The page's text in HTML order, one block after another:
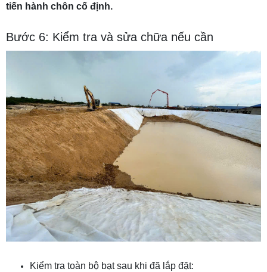
tiến hành chôn cố định.
Bước 6: Kiểm tra và sửa chữa nếu cần
Kiểm tra toàn bộ bạt sau khi đã lắp đặt: